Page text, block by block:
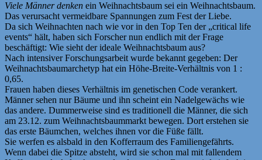
Viele Männer denken ein Weihnachtsbaum sei ein Weihnachtsbaum.
Das verursacht vermeidbare Spannungen zum Fest der Liebe.
Da sich Weihnachten nach wie vor in den Top Ten der „critical life
events“ hält, haben sich Forscher nun endlich mit der Frage
beschäftigt: Wie sieht der ideale Weihnachtsbaum aus?
Nach intensiver Forschungsarbeit wurde bekannt gegeben: Der
Weihnachtsbaumarchetyp hat ein Höhe-Breite-Verhältnis von 1 :
0,65.
Frauen haben dieses Verhältnis im genetischen Code verankert.
Männer sehen nur Bäume und ihn scheint ein Nadelgewächs wie
das andere. Dummerweise sind es traditionell die Männer, die sich
am 23.12. zum Weihnachtsbaummarkt bewegen. Dort erstehen sie
das erste Bäumchen, welches ihnen vor die Füße fällt.
Sie werfen es alsbald in den Kofferraum des Familiengefährts.
Wenn dabei die Spitze absteht, wird sie schon mal mit fallendem